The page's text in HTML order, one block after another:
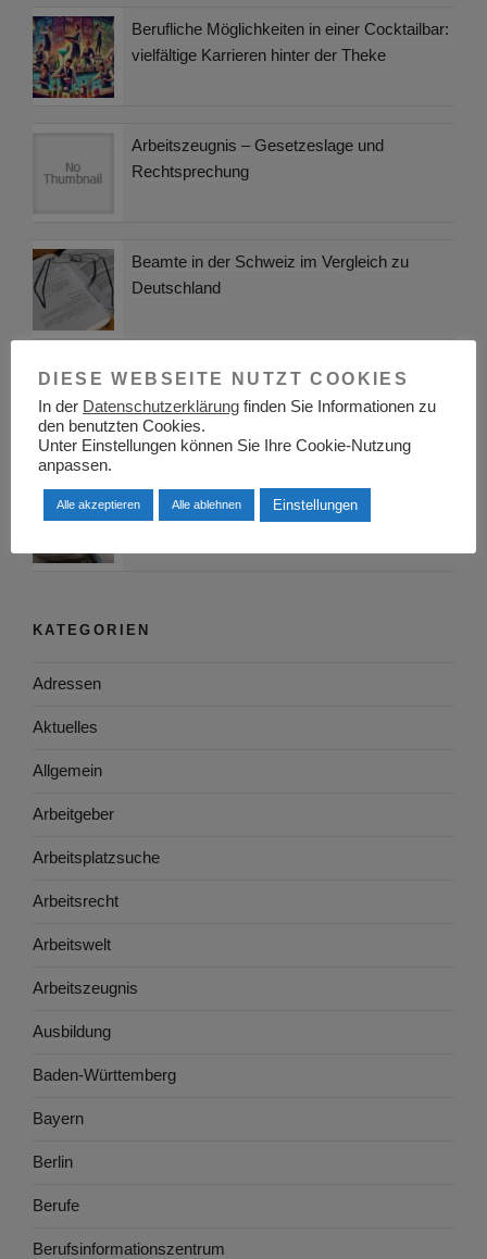
Berufliche Möglichkeiten in einer Cocktailbar:
vielfältige Karrieren hinter der Theke
Arbeitszeugnis – Gesetzeslage und
Rechtsprechung
Beamte in der Schweiz im Vergleich zu
Deutschland
Welche Kompetenzen brauchen Kfz-
Fachkräfte in den nächsten 10 Jahren?
Ausbildung zum Ernährungsberater – Worauf
ist zu achten?
KATEGORIEN
Adressen
Aktuelles
Allgemein
Arbeitgeber
Arbeitsplatzsuche
Arbeitsrecht
Arbeitswelt
Arbeitszeugnis
Ausbildung
Baden-Württemberg
Bayern
Berlin
Berufe
Berufsinformationszentrum
DIESE WEBSEITE NUTZT COOKIES
In der Datenschutzerklärung finden Sie Informationen zu
den benutzten Cookies.
Unter Einstellungen können Sie Ihre Cookie-Nutzung
anpassen.
Alle akzeptieren Alle ablehnen Einstellungen